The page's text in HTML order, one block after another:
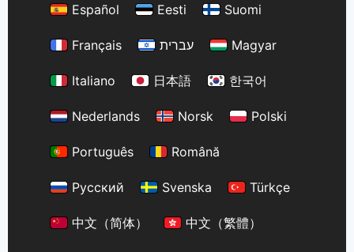
Español Eesti Suomi
Français עברית Magyar
Italiano 日本語 한국어
Nederlands Norsk Polski
Português Română
Русский Svenska Türkçe
中文（简体） 中文（繁體）